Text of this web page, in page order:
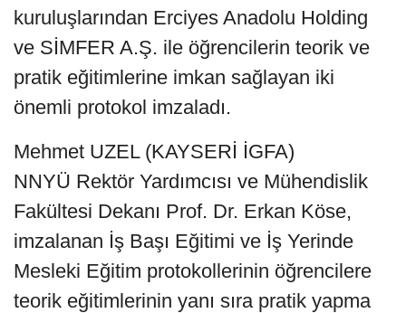
kuruluşlarından Erciyes Anadolu Holding
ve SİMFER A.Ş. ile öğrencilerin teorik ve
pratik eğitimlerine imkan sağlayan iki
önemli protokol imzaladı.
Mehmet UZEL (KAYSERİ İGFA)
NNYÜ Rektör Yardımcısı ve Mühendislik
Fakültesi Dekanı Prof. Dr. Erkan Köse,
imzalanan İş Başı Eğitimi ve İş Yerinde
Mesleki Eğitim protokollerinin öğrencilere
teorik eğitimlerinin yanı sıra pratik yapma